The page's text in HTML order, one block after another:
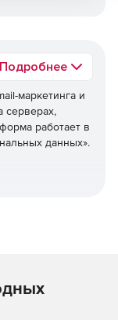
Подробнее
маркетинга и
серверах,
работает в
данных».
с